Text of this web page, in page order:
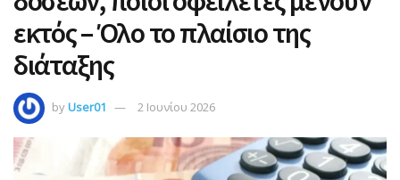
εκτός – Όλο το πλαίσιο της
διάταξης
byUser01 2 Ιουνίου 2026